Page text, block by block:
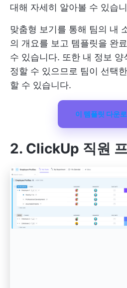
대해 자세히 알아볼 수 있습
맞춤형 보기를 통해 팀의 내
의 개요를 보고 템플릿을 완
수 있습니다. 또한 내 정보 양
정할 수 있으므로 팀이 선택
할 수 있습니다.
이 템플릿 다운
2. ClickUp 직원